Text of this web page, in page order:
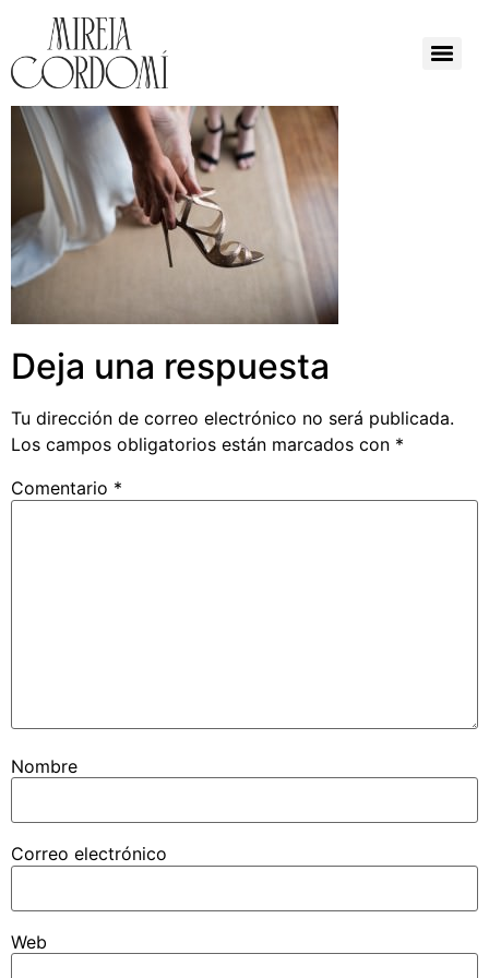
Deja una respuesta
Tu dirección de correo electrónico no será publicada.
Los campos obligatorios están marcados con *
Comentario *
Nombre
Correo electrónico
Web